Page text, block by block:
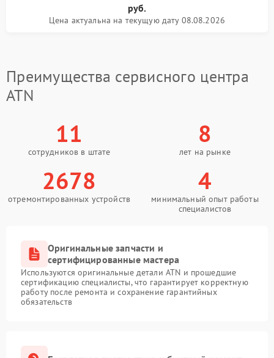
руб.
Цена актуальна на текущую дату 08.08.2026
Преимущества сервисного центра
ATN
11
сотрудников в штате
8
лет на рынке
2678
отремонтированных устройств
4
минимальный опыт работы
специалистов
Оригинальные запчасти и
сертифицированные мастера
Используются оригинальные детали ATN и прошедшие
сертификацию специалисты, что гарантирует корректную
работу после ремонта и сохранение гарантийных
обязательств